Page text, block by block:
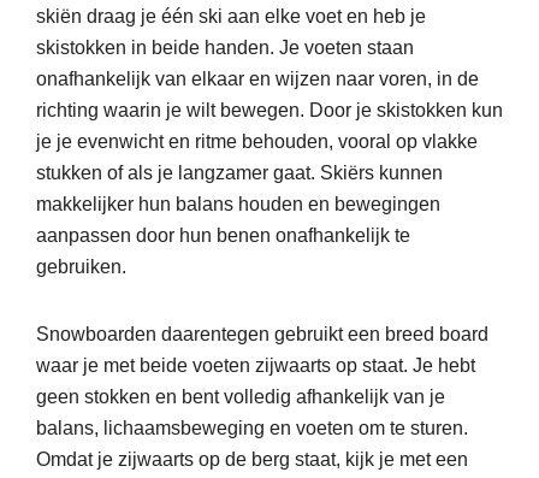
skiën draag je één ski aan elke voet en heb je
skistokken in beide handen. Je voeten staan
onafhankelijk van elkaar en wijzen naar voren, in de
richting waarin je wilt bewegen. Door je skistokken kun
je je evenwicht en ritme behouden, vooral op vlakke
stukken of als je langzamer gaat. Skiërs kunnen
makkelijker hun balans houden en bewegingen
aanpassen door hun benen onafhankelijk te
gebruiken.
Snowboarden daarentegen gebruikt een breed board
waar je met beide voeten zijwaarts op staat. Je hebt
geen stokken en bent volledig afhankelijk van je
balans, lichaamsbeweging en voeten om te sturen.
Omdat je zijwaarts op de berg staat, kijk je met een